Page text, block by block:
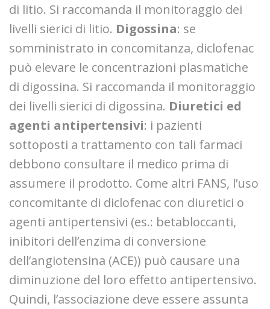
di litio. Si raccomanda il monitoraggio dei
livelli sierici di litio. Digossina: se
somministrato in concomitanza, diclofenac
può elevare le concentrazioni plasmatiche
di digossina. Si raccomanda il monitoraggio
dei livelli sierici di digossina. Diuretici ed
agenti antipertensivi: i pazienti
sottoposti a trattamento con tali farmaci
debbono consultare il medico prima di
assumere il prodotto. Come altri FANS, l’uso
concomitante di diclofenac con diuretici o
agenti antipertensivi (es.: betabloccanti,
inibitori dell’enzima di conversione
dell’angiotensina (ACE)) può causare una
diminuzione del loro effetto antipertensivo.
Quindi, l’associazione deve essere assunta